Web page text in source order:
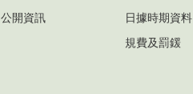
公開資訊
日據時期資料
規費及罰鍰